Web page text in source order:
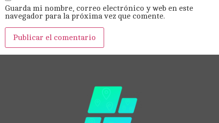
Guarda mi nombre, correo electrónico y web en este
navegador para la próxima vez que comente.